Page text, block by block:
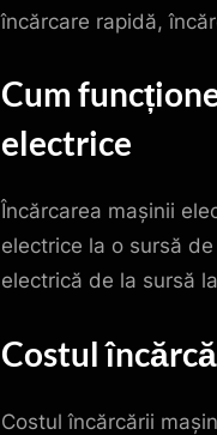
încărcare rapidă,
Cum
electrice
Încărcarea mașinii
electrice la o sursă
electrică de la sursă
Costul
Costul încărcării